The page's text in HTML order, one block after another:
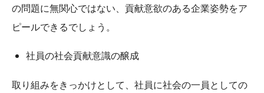
の問題に無関心ではない、貢献意欲のある企業姿勢をア
ピールできるでしょう。
社員の社会貢献意識の醸成
取り組みをきっかけとして、社員に社会の一員としての